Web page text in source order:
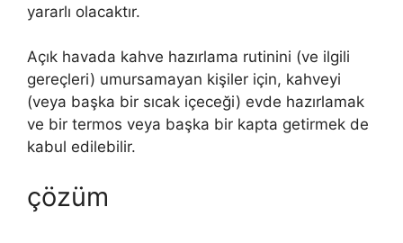
yararlı olacaktır.
Açık havada kahve hazırlama rutinini (ve ilgili
gereçleri) umursamayan kişiler için, kahveyi
(veya başka bir sıcak içeceği) evde hazırlamak
ve bir termos veya başka bir kapta getirmek de
kabul edilebilir.
çözüm